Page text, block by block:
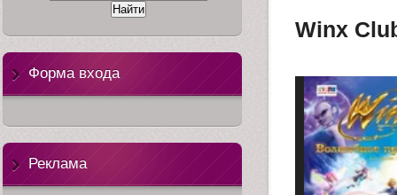
Winx
Форма входа
Реклама